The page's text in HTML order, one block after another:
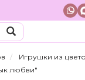
Игрушки из
любви"